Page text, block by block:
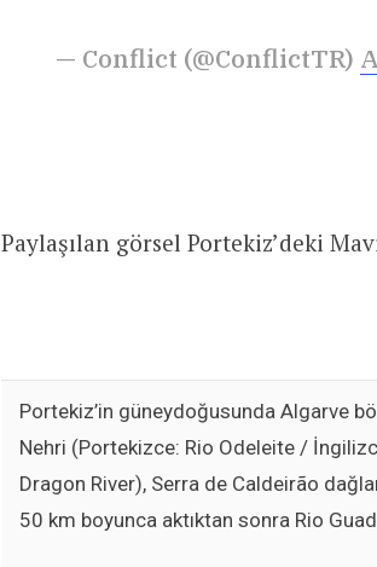
— Conflict (@ConflictTR)
Paylaşılan görsel Portekiz’deki
Portekiz’in güneydoğusunda Algarve
Nehri (Portekizce: Rio Odeleite /
Dragon River), Serra de Caldeirão
50 km boyunca aktıktan sonra Rio